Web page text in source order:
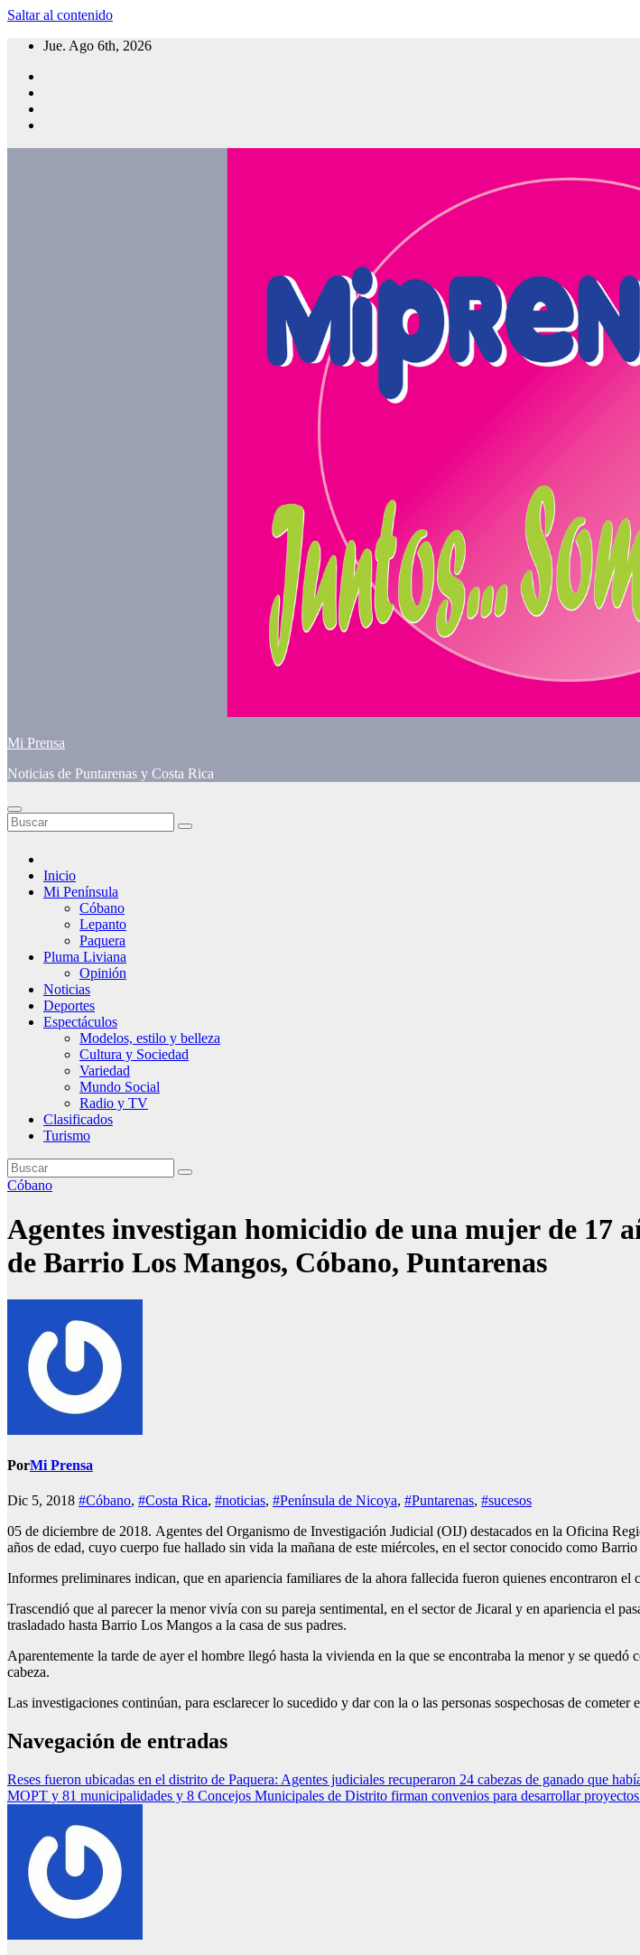
Saltar al contenido
Jue. Ago 6th, 2026
Mi Prensa
Noticias de Puntarenas y Costa Rica
Inicio
Mi Península
Cóbano
Lepanto
Paquera
Pluma Liviana
Opinión
Noticias
Deportes
Espectáculos
Modelos, estilo y belleza
Cultura y Sociedad
Variedad
Mundo Social
Radio y TV
Clasificados
Turismo
Cóbano
Agentes investigan homicidio de una mujer de 17
de Barrio Los Mangos, Cóbano, Puntarenas
PorMi Prensa
Dic 5, 2018 #Cóbano, #Costa Rica, #noticias, #Península de Nicoya, #Puntarenas, #sucesos
05 de diciembre de 2018. Agentes del Organismo de Investigación Judicial (OIJ) destacados en la Oficina
años de edad, cuyo cuerpo fue hallado sin vida la mañana de este miércoles, en el sector conocido como
Informes preliminares indican, que en apariencia familiares de la ahora fallecida fueron quienes encontraron el
Trascendió que al parecer la menor vivía con su pareja sentimental, en el sector de Jicaral y en apariencia el
trasladado hasta Barrio Los Mangos a la casa de sus padres.
Aparentemente la tarde de ayer el hombre llegó hasta la vivienda en la que se encontraba la menor y se
cabeza.
Las investigaciones continúan, para esclarecer lo sucedido y dar con la o las personas sospechosas de cometer
Navegación de entradas
Reses fueron ubicadas en el distrito de Paquera: Agentes judiciales recuperaron 24 cabezas de ganado que
MOPT y 81 municipalidades y 8 Concejos Municipales de Distrito firman convenios para desarrollar